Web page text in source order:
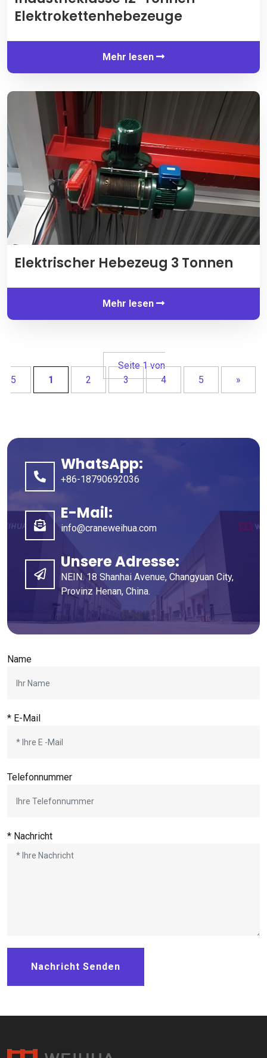
Elektrokettenhebezeuge
Mehr lesen
Elektrischer Hebezeug 3 Tonnen
Mehr lesen
Seite 1 von
5
1 2 3 4 5 »
WhatsApp:
+86-18790692036
E-Mail:
info@craneweihua.com
Unsere Adresse:
NEIN. 18 Shanhai Avenue, Changyuan City,
Provinz Henan, China.
Name
* E-Mail
Telefonnummer
* Nachricht
Nachricht Senden